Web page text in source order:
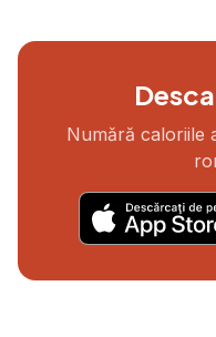
Numără caloriile